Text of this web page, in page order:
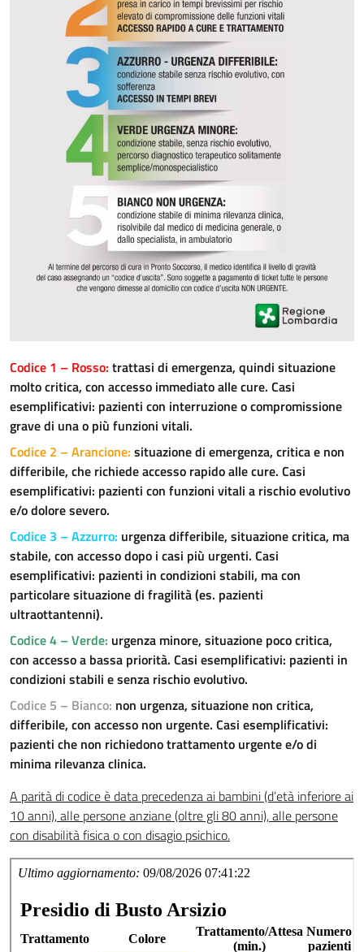
Reparti e Servizi ospedalieri
Gli Ospedali
I Servizi di Salute Mentale e delle Dipendenze
Il Dipartimento di Salute Mentale e delle Dipendenze
Le Sedi Territoriali
I Servizi
I Servizi Sanitari e Sociosanitari Territoriali
I Distretti
Le Sedi Territoriali
I Servizi
Hospice e Cure Palliative
Staff della Direzione Generale
Staff della Direzione Sanitaria
Staff della Direzione Sociosanitaria
Dipartimento Amministrativo
Codice 1 – Rosso: trattasi di emergenza, quindi situazione
molto critica, con accesso immediato alle cure. Casi
esemplificativi: pazienti con interruzione o compromissione
grave di una o più funzioni vitali.
Codice 2 – Arancione: situazione di emergenza, critica e non
differibile, che richiede accesso rapido alle cure. Casi
esemplificativi: pazienti con funzioni vitali a rischio evolutivo
e/o dolore severo.
Codice 3 – Azzurro: urgenza differibile, situazione critica, ma
stabile, con accesso dopo i casi più urgenti. Casi
esemplificativi: pazienti in condizioni stabili, ma con
particolare situazione di fragilità (es. pazienti
ultraottantenni).
Codice 4 – Verde: urgenza minore, situazione poco critica,
con accesso a bassa priorità. Casi esemplificativi: pazienti in
condizioni stabili e senza rischio evolutivo.
Codice 5 – Bianco: non urgenza, situazione non critica,
differibile, con accesso non urgente. Casi esemplificativi:
pazienti che non richiedono trattamento urgente e/o di
minima rilevanza clinica.
A parità di codice è data precedenza ai bambini (d’età inferiore ai
10 anni), alle persone anziane (oltre gli 80 anni), alle persone
con disabilità fisica o con disagio psichico.